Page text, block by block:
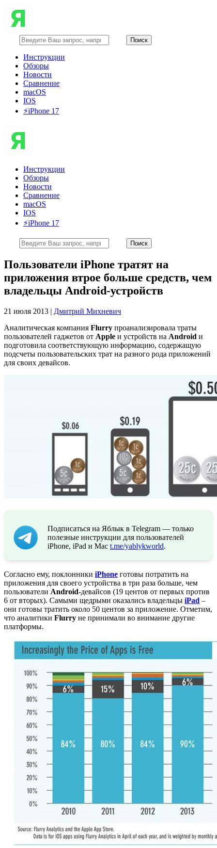
Инструкции
Обзоры
Новости
Сравнение
macOS
IOS
⚡️iPhone 17
Инструкции
Обзоры
Новости
Сравнение
macOS
IOS
⚡️iPhone 17
Пользователи iPhone тратят на
приложения втрое больше средств, чем
владельцы Android-устройств
21 июля 2013 | Дмитрий Михневич
Аналитическая компания Flurry проанализировала траты
пользователей гаджетов от Apple и устройств на Android и
подготовила соответствующую информацию, содержащую
подсчеты пользовательских трат на разного рода приложений
для своих девайсов.
Подписаться на Яблык в Telegram — только
полезные инструкции для пользователей
iPhone, iPad и Mac t.me/yablykworld.
Согласно ему, поклонники iPhone готовы потратить на
приложения для своего устройства в три раза больше, чем
пользователи Android-девайсов (19 центов от первых против
6 от вторых). Самыми щедрыми оказались владельцы iPad –
они готовы тратить около 50 центов за приложение. Отметим,
что аналитики Flurry не принимали во внимание другие
платформы.